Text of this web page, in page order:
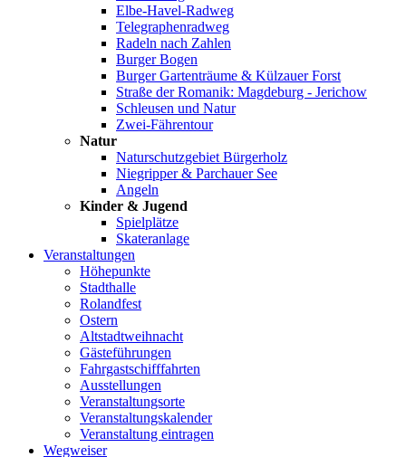
Elbe-Havel-Radweg
Telegraphenradweg
Radeln nach Zahlen
Burger Bogen
Burger Gartenträume & Külzauer Forst
Straße der Romanik: Magdeburg - Jerichow
Schleusen und Natur
Zwei-Fährentour
Natur
Naturschutzgebiet Bürgerholz
Niegripper & Parchauer See
Angeln
Kinder & Jugend
Spielplätze
Skateranlage
Veranstaltungen
Höhepunkte
Stadthalle
Rolandfest
Ostern
Altstadtweihnacht
Gästeführungen
Fahrgastschifffahrten
Ausstellungen
Veranstaltungsorte
Veranstaltungskalender
Veranstaltung eintragen
Wegweiser